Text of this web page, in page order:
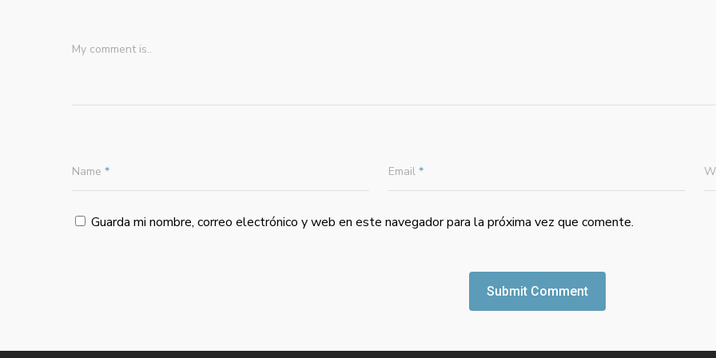
My comment is..
Name * Email *
Guarda mi nombre, correo electrónico y web en este navegador para la próxima vez que comente.